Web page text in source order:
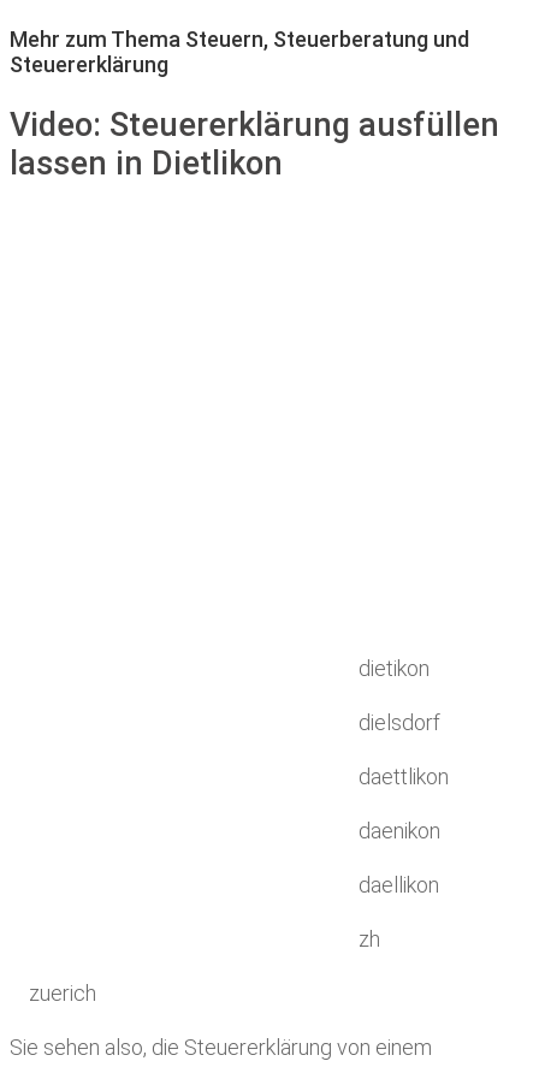
Mehr zum Thema Steuern, Steuerberatung und
Steuererklärung
Video: Steuererklärung ausfüllen
lassen in Dietlikon
dietikon
dielsdorf
daettlikon
daenikon
daellikon
zh
zuerich
Sie sehen also, die Steuererklärung von einem